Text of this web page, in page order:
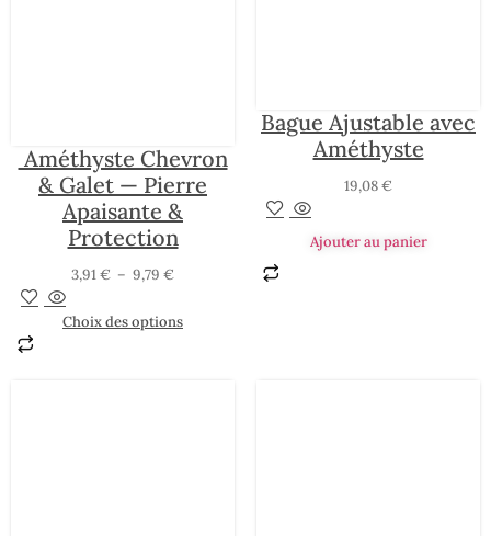
Améthyste Chevron
& Galet — Pierre
Apaisante &
Protection
3,91€ – 9,79 €
Choix des options
Bague Ajustable avec
Améthyste
19,08€
Ajouter au panier